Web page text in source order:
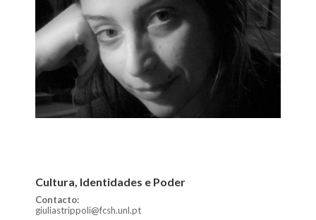
Cultura, Identidades e Poder
Contacto:
giuliastrippoli@fcsh.unl.pt